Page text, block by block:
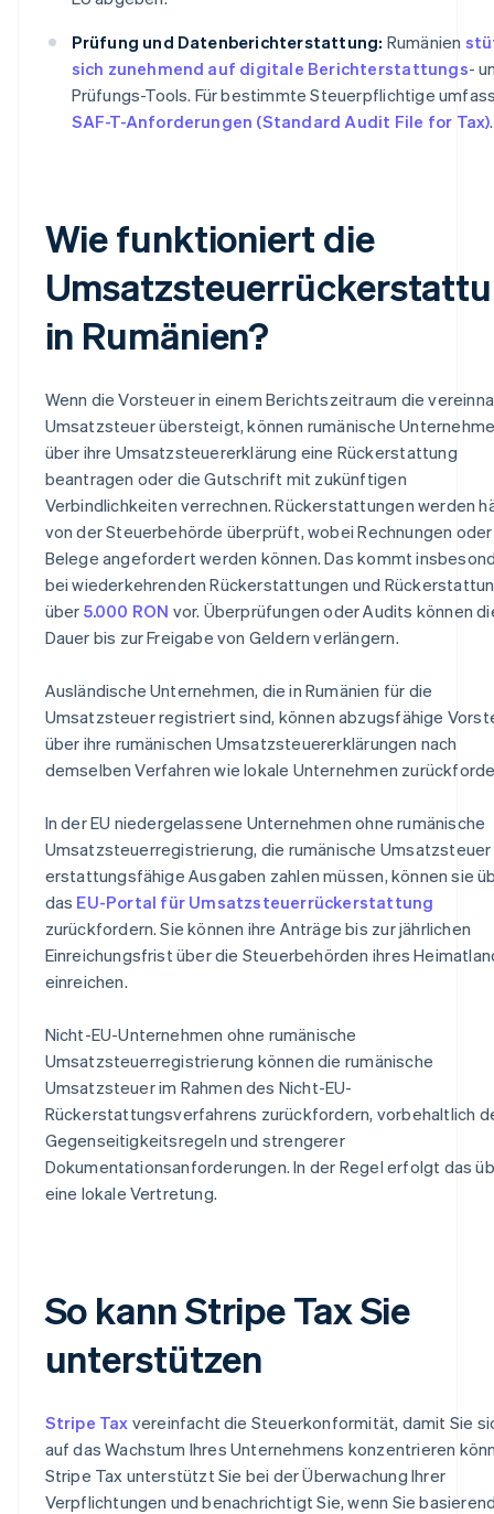
Prüfung und Datenberichterstattung: Rumänien
sich zunehmend auf digitale Berichterstattungs-
Prüfungs-Tools. Für bestimmte Steuerpflichtige
SAF-T-Anforderungen (Standard Audit File for Tax).
Wie funktioniert die
in Rumänien?
Wenn die Vorsteuer in einem Berichtszeitraum die
Umsatzsteuer übersteigt, können rumänische
über ihre Umsatzsteuererklärung eine Rückerstattung
beantragen oder die Gutschrift mit zukünftigen
Verbindlichkeiten verrechnen. Rückerstattungen werden
von der Steuerbehörde überprüft, wobei Rechnungen oder
Belege angefordert werden können. Das kommt
bei wiederkehrenden Rückerstattungen und
über 5.000 RON vor. Überprüfungen oder Audits können
Dauer bis zur Freigabe von Geldern verlängern.
Ausländische Unternehmen, die in Rumänien für die
Umsatzsteuer registriert sind, können abzugsfähige
über ihre rumänischen Umsatzsteuererklärungen nach
demselben Verfahren wie lokale Unternehmen
In der EU niedergelassene Unternehmen ohne rumänische
Umsatzsteuerregistrierung, die rumänische
erstattungsfähige Ausgaben zahlen müssen, können sie
das EU-Portal für Umsatzsteuerrückerstattung
zurückfordern. Sie können ihre Anträge bis zur jährlichen
Einreichungsfrist über die Steuerbehörden ihres
einreichen.
Nicht-EU-Unternehmen ohne rumänische
Umsatzsteuerregistrierung können die rumänische
Umsatzsteuer im Rahmen des Nicht-EU-
Rückerstattungsverfahrens zurückfordern, vorbehaltlich
Gegenseitigkeitsregeln und strengerer
Dokumentationsanforderungen. In der Regel erfolgt das
eine lokale Vertretung.
So kann Stripe Tax Sie
unterstützen
Stripe Tax vereinfacht die Steuerkonformität, damit Sie
auf das Wachstum Ihres Unternehmens konzentrieren
Stripe Tax unterstützt Sie bei der Überwachung Ihrer
Verpflichtungen und benachrichtigt Sie, wenn Sie